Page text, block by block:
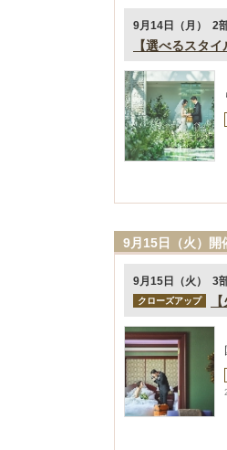
9月14日（月） 2
【選べるスタ
9月15日（火）開
9月15日（火） 3
クローズアップ